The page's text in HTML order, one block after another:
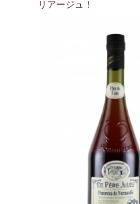
リアージュ！